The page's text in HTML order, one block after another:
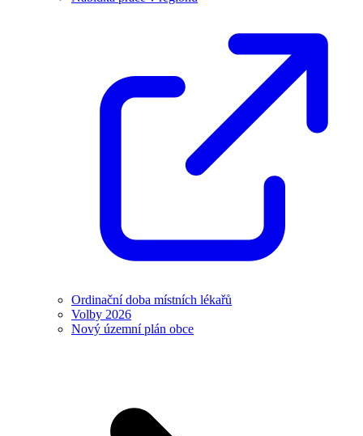
Ordinační doba místních lékařů
Volby 2026
Nový územní plán obce